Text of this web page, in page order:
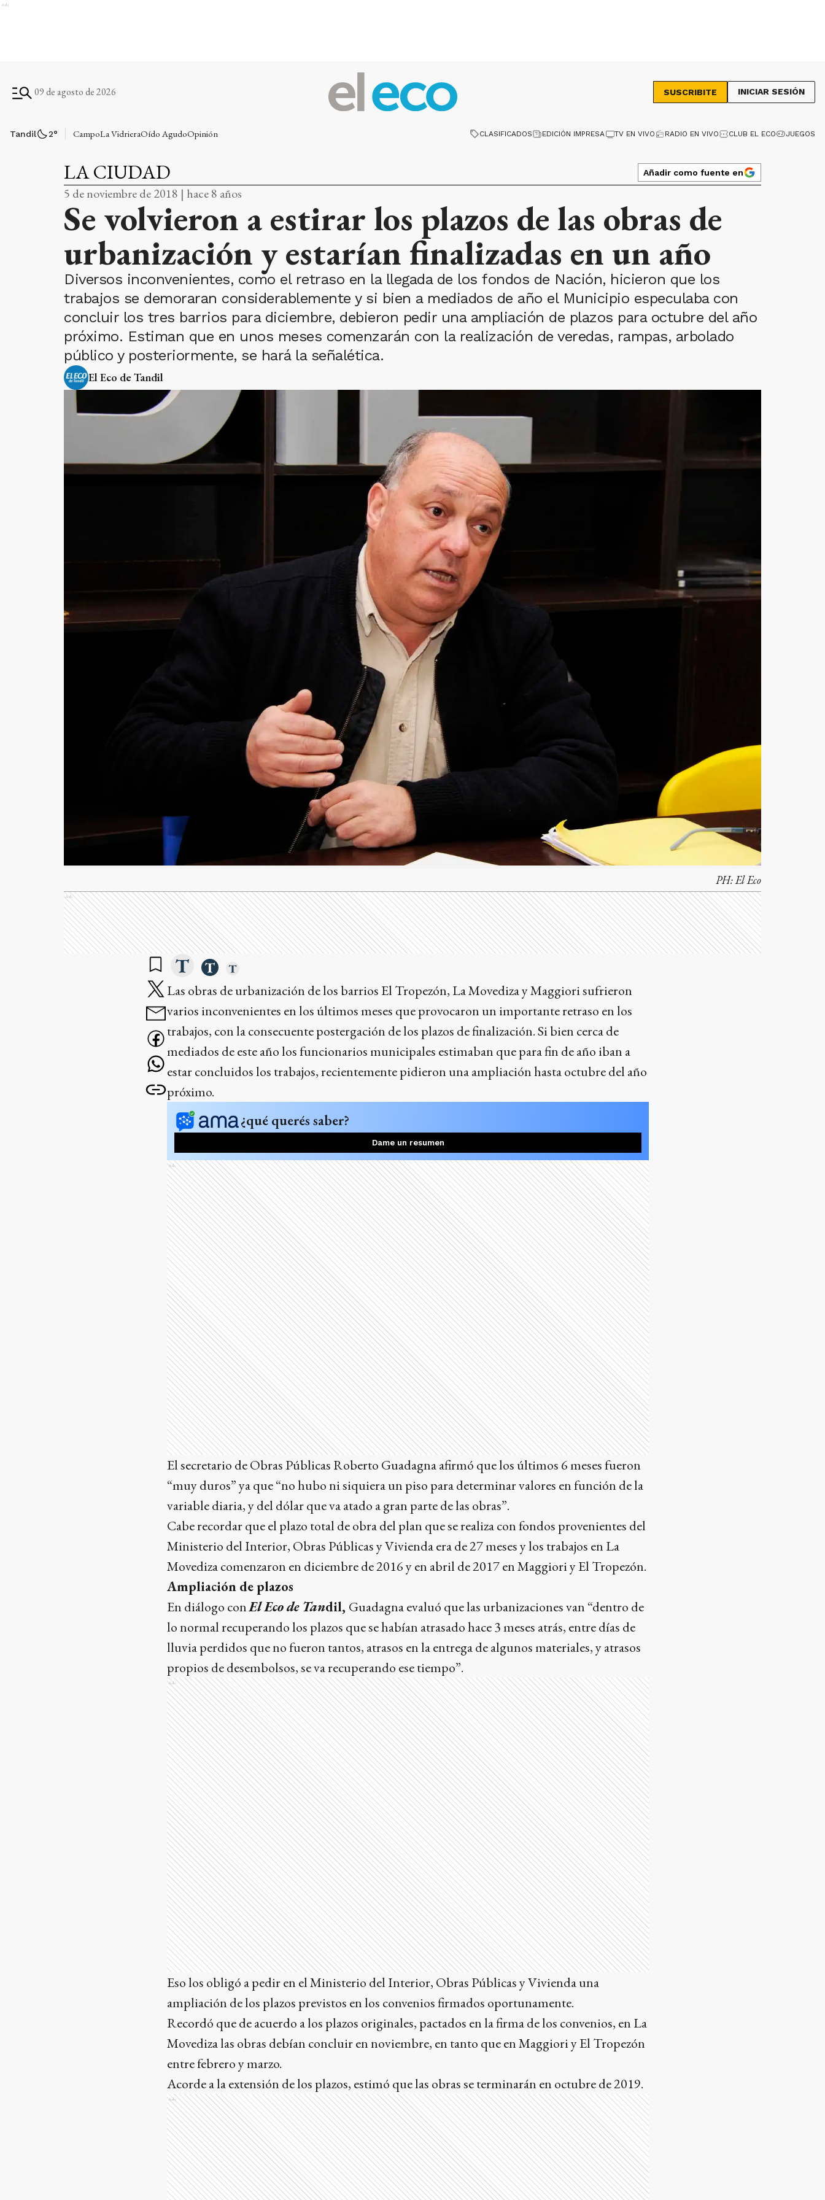
Ads
09 de agosto de 2026 SUSCRIBITE INICIAR SESIÓN
Tandil 2° CampoLa VidrieraOído AgudoOpinión CLASIFICADOS EDICIÓN IMPRESA TV EN VIVO RADIO EN VIVO CLUB EL ECO JUEGOS
LA CIUDAD Añadir como fuente en
5 de noviembre de 2018 | hace 8 años
Se volvieron a estirar los plazos de las obras de
urbanización y estarían finalizadas en un año
Diversos inconvenientes, como el retraso en la llegada de los fondos de Nación, hicieron que los
trabajos se demoraran considerablemente y si bien a mediados de año el Municipio especulaba con
concluir los tres barrios para diciembre, debieron pedir una ampliación de plazos para octubre del año
próximo. Estiman que en unos meses comenzarán con la realización de veredas, rampas, arbolado
público y posteriormente, se hará la señalética.
El Eco de Tandil
PH:El Eco
Ads
Las obras de urbanización de los barrios El Tropezón, La Movediza y Maggiori sufrieron
varios inconvenientes en los últimos meses que provocaron un importante retraso en los
trabajos, con la consecuente postergación de los plazos de finalización. Si bien cerca de
mediados de este año los funcionarios municipales estimaban que para fin de año iban a
estar concluidos los trabajos, recientemente pidieron una ampliación hasta octubre del año
próximo.
¿qué querés saber?
Dame un resumen
Ads
El secretario de Obras Públicas Roberto Guadagna afirmó que los últimos 6 meses fueron
“muy duros” ya que “no hubo ni siquiera un piso para determinar valores en función de la
variable diaria, y del dólar que va atado a gran parte de las obras”.
Cabe recordar que el plazo total de obra del plan que se realiza con fondos provenientes del
Ministerio del Interior, Obras Públicas y Vivienda era de 27 meses y los trabajos en La
Movediza comenzaron en diciembre de 2016 y en abril de 2017 en Maggiori y El Tropezón.
Ampliación de plazos
En diálogo conEl Eco de Tandil, Guadagna evaluó que las urbanizaciones van “dentro de
lo normal recuperando los plazos que se habían atrasado hace 3 meses atrás, entre días de
lluvia perdidos que no fueron tantos, atrasos en la entrega de algunos materiales, y atrasos
propios de desembolsos, se va recuperando ese tiempo”.
Ads
Eso los obligó a pedir en el Ministerio del Interior, Obras Públicas y Vivienda una
ampliación de los plazos previstos en los convenios firmados oportunamente.
Recordó que de acuerdo a los plazos originales, pactados en la firma de los convenios, en La
Movediza las obras debían concluir en noviembre, en tanto que en Maggiori y El Tropezón
entre febrero y marzo.
Acorde a la extensión de los plazos, estimó que las obras se terminarán en octubre de 2019.
Ads